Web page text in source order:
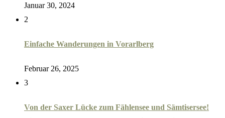
Januar 30, 2024
2
Einfache Wanderungen in Vorarlberg
Februar 26, 2025
3
Von der Saxer Lücke zum Fählensee und Sämtisersee!